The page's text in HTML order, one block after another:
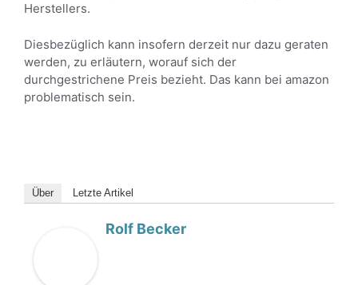
Herstellers.
Diesbezüglich kann insofern derzeit nur dazu geraten
werden, zu erläutern, worauf sich der
durchgestrichene Preis bezieht. Das kann bei amazon
problematisch sein.
Über Letzte Artikel
Rolf Becker